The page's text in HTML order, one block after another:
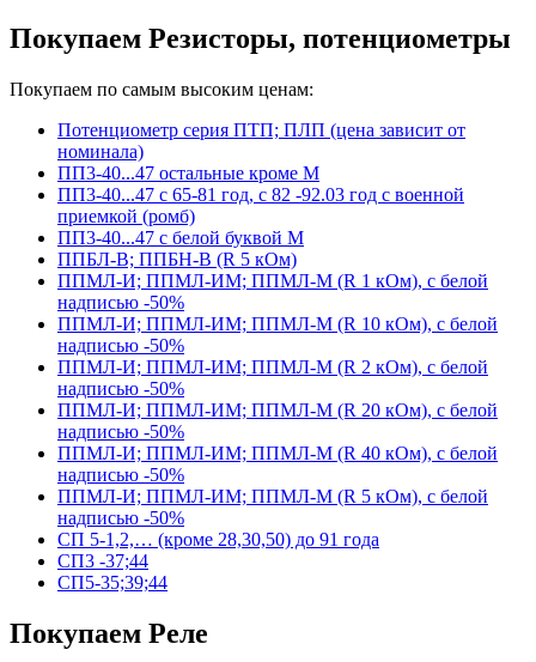
Покупаем Резисторы, потенциометры
Покупаем по самым высоким ценам:
Потенциометр серия ПТП; ПЛП (цена зависит от
номинала)
ПП3-40...47 остальные кроме М
ПП3-40...47 с 65-81 год, с 82 -92.03 год с военной
приемкой (ромб)
ПП3-40...47 с белой буквой М
ППБЛ-В; ППБН-В (R 5 кОм)
ППМЛ-И; ППМЛ-ИМ; ППМЛ-М (R 1 кОм), с белой
надписью -50%
ППМЛ-И; ППМЛ-ИМ; ППМЛ-М (R 10 кОм), с белой
надписью -50%
ППМЛ-И; ППМЛ-ИМ; ППМЛ-М (R 2 кОм), с белой
надписью -50%
ППМЛ-И; ППМЛ-ИМ; ППМЛ-М (R 20 кОм), с белой
надписью -50%
ППМЛ-И; ППМЛ-ИМ; ППМЛ-М (R 40 кОм), с белой
надписью -50%
ППМЛ-И; ППМЛ-ИМ; ППМЛ-М (R 5 кОм), с белой
надписью -50%
СП 5-1,2,… (кроме 28,30,50) до 91 года
СП3 -37;44
СП5-35;39;44
Покупаем Реле